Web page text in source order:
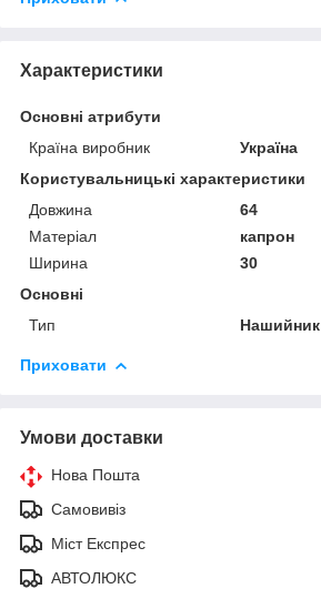
Характеристики
Основні атрибути
Країна виробник
Україна
Користувальницькі характеристики
Довжина
64
Матеріал
капрон
Ширина
30
Основні
Тип
Нашийник
Приховати
Умови доставки
Нова Пошта
Самовивіз
Міст Експрес
АВТОЛЮКС